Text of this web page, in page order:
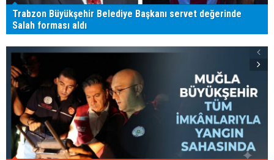
Trabzon Büyükşehir Belediye Başkanı servet değerinde
Salah forması aldı